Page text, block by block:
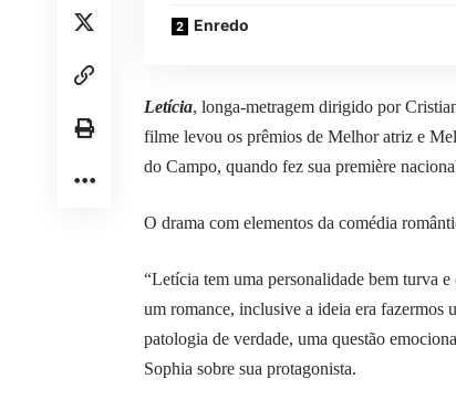
Enredo
Letícia, longa-metragem dirigido por
filme levou os prêmios de Melhor atriz e
do Campo, quando fez sua première
O drama com elementos da comédia
“Letícia tem uma personalidade bem turva
um romance, inclusive a ideia era fazermos
patologia de verdade, uma questão
Sophia sobre sua protagonista.